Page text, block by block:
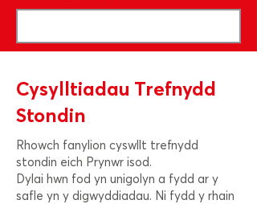
Cysylltiadau Trefnydd
Stondin
Rhowch fanylion cyswllt trefnydd
stondin eich Prynwr isod.
Dylai hwn fod yn unigolyn a fydd ar y
safle yn y digwyddiadau. Ni fydd y rhain